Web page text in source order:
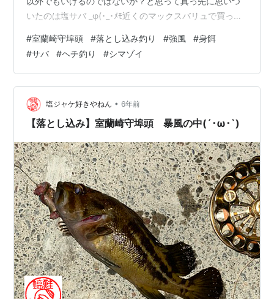
いたのは塩サバ _φ(･_･ﾒﾓ近くのマックスバリュで買って
て、、、残りの部分は塩ジャケの人の糧となってもらっ
た (°▽°)塩サバを餌にするなんていつ以来だろう？と思
って調べてみたら2019年5月14日が最後の塩サバ使用だ
った。shobon53.hatenablog.com 日曜日は奥さんがい
るので夜釣りが難しい (´・ω・｀)となると潮位の高い
朝…
#室蘭崎守埠頭 #落とし込み釣り #強風 #身餌
#サバ #ヘチ釣り #シマゾイ
塩ジャケ好きやねん • 6年前
【落とし込み】室蘭崎守埠頭 暴風の中(´･ω･`)